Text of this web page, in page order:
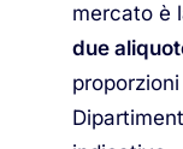
mercato è
due